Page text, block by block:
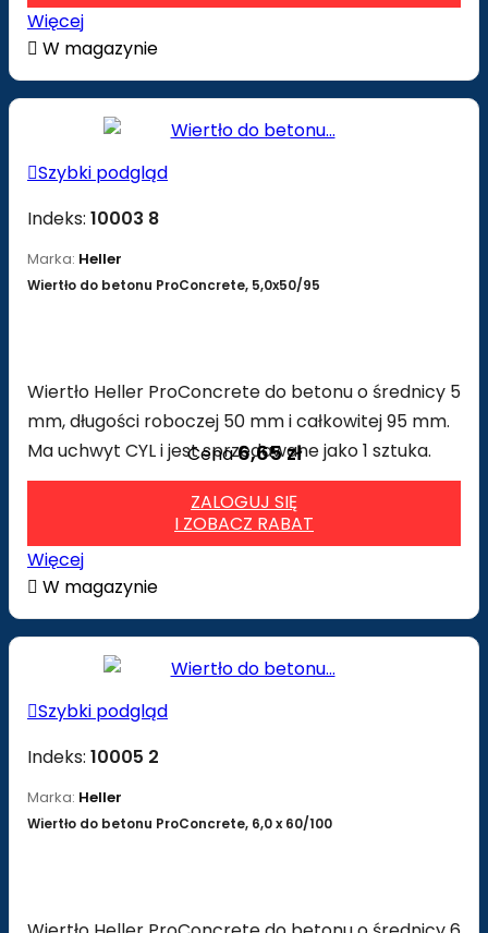
Więcej
 W magazynie
Szybki podgląd
Indeks: 10003 8
Marka: Heller
Wiertło do betonu ProConcrete, 5,0x50/95
Wiertło Heller ProConcrete do betonu o średnicy 5
mm, długości roboczej 50 mm i całkowitej 95 mm.
Ma uchwyt CYL i jest sprzedawane jako 1 sztuka.
Cena6,65 zł
ZALOGUJ SIĘ
I ZOBACZ RABAT
Więcej
 W magazynie
Szybki podgląd
Indeks: 10005 2
Marka: Heller
Wiertło do betonu ProConcrete, 6,0 x 60/100